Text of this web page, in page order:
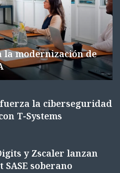
modernización de
la ciberseguridad
T-Systems
y Zscaler lanzan
soberano